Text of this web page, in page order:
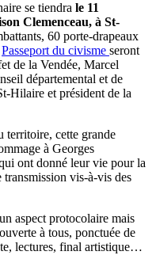
se tiendra le 11
Clemenceau, à St-
60 porte-drapeaux
Passeport du civisme seront
de la Vendée, Marcel
départemental et de
Hilaire et président de la
territoire, cette grande
à Georges
ont donné leur vie pour la
transmission vis-à-vis des
aspect protocolaire mais
à tous, ponctuée de
lectures, final artistique…